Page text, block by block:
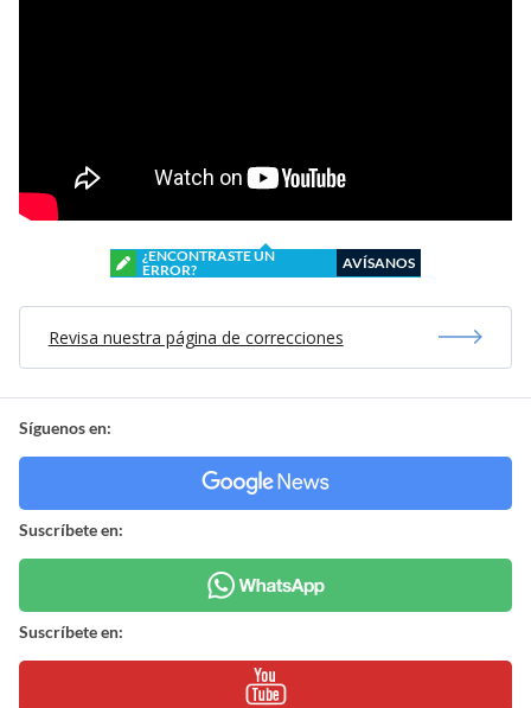
¿ENCONTRASTE UN
ERROR?
AVÍSANOS
Revisa nuestra página de correcciones
Síguenos en:
Suscríbete en:
Suscríbete en: